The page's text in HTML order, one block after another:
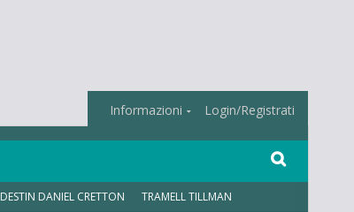
Informazioni Login/Registrati
DESTIN DANIEL CRETTON TRAMELL TILLMAN